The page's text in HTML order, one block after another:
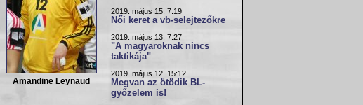
Amandine Leynaud
2019. május 15. 7:19
Női keret a vb-selejtezőkre
2019. május 13. 7:27
"A magyaroknak nincs
taktikája"
2019. május 12. 15:12
Megvan az ötödik BL-
győzelem is!